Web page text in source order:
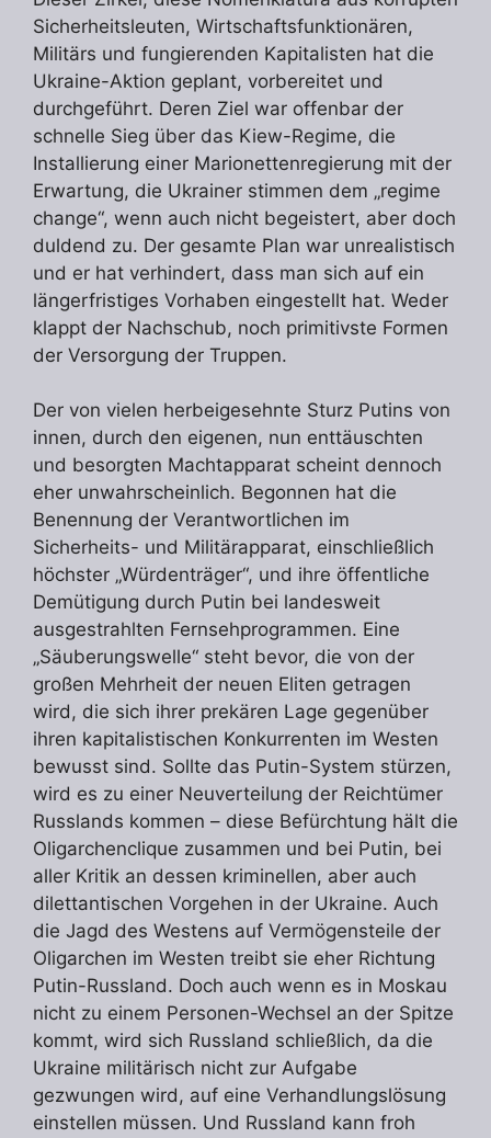
Sicherheitsleuten, Wirtschaftsfunktionären,
Militärs und fungierenden Kapitalisten hat die
Ukraine-Aktion geplant, vorbereitet und
durchgeführt. Deren Ziel war offenbar der
schnelle Sieg über das Kiew-Regime, die
Installierung einer Marionettenregierung mit der
Erwartung, die Ukrainer stimmen dem „regime
change“, wenn auch nicht begeistert, aber doch
duldend zu. Der gesamte Plan war unrealistisch
und er hat verhindert, dass man sich auf ein
längerfristiges Vorhaben eingestellt hat. Weder
klappt der Nachschub, noch primitivste Formen
der Versorgung der Truppen.
Der von vielen herbeigesehnte Sturz Putins von
innen, durch den eigenen, nun enttäuschten
und besorgten Machtapparat scheint dennoch
eher unwahrscheinlich. Begonnen hat die
Benennung der Verantwortlichen im
Sicherheits- und Militärapparat, einschließlich
höchster „Würdenträger“, und ihre öffentliche
Demütigung durch Putin bei landesweit
ausgestrahlten Fernsehprogrammen. Eine
„Säuberungswelle“ steht bevor, die von der
großen Mehrheit der neuen Eliten getragen
wird, die sich ihrer prekären Lage gegenüber
ihren kapitalistischen Konkurrenten im Westen
bewusst sind. Sollte das Putin-System stürzen,
wird es zu einer Neuverteilung der Reichtümer
Russlands kommen – diese Befürchtung hält die
Oligarchenclique zusammen und bei Putin, bei
aller Kritik an dessen kriminellen, aber auch
dilettantischen Vorgehen in der Ukraine. Auch
die Jagd des Westens auf Vermögensteile der
Oligarchen im Westen treibt sie eher Richtung
Putin-Russland. Doch auch wenn es in Moskau
nicht zu einem Personen-Wechsel an der Spitze
kommt, wird sich Russland schließlich, da die
Ukraine militärisch nicht zur Aufgabe
gezwungen wird, auf eine Verhandlungslösung
einstellen müssen. Und Russland kann froh